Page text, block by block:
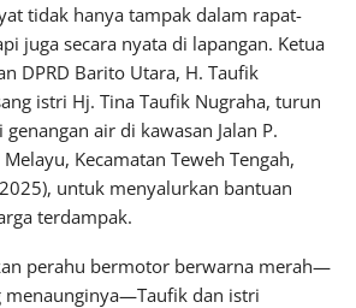
tidak hanya tampak dalam rapat-
juga secara nyata di lapangan. Ketua
DPRD Barito Utara, H. Taufik
istri Hj. Tina Taufik Nugraha, turun
air di kawasan Jalan P.
Kecamatan Teweh Tengah,
untuk menyalurkan bantuan
terdampak.
perahu bermotor berwarna merah—
menaunginya—Taufik dan istri